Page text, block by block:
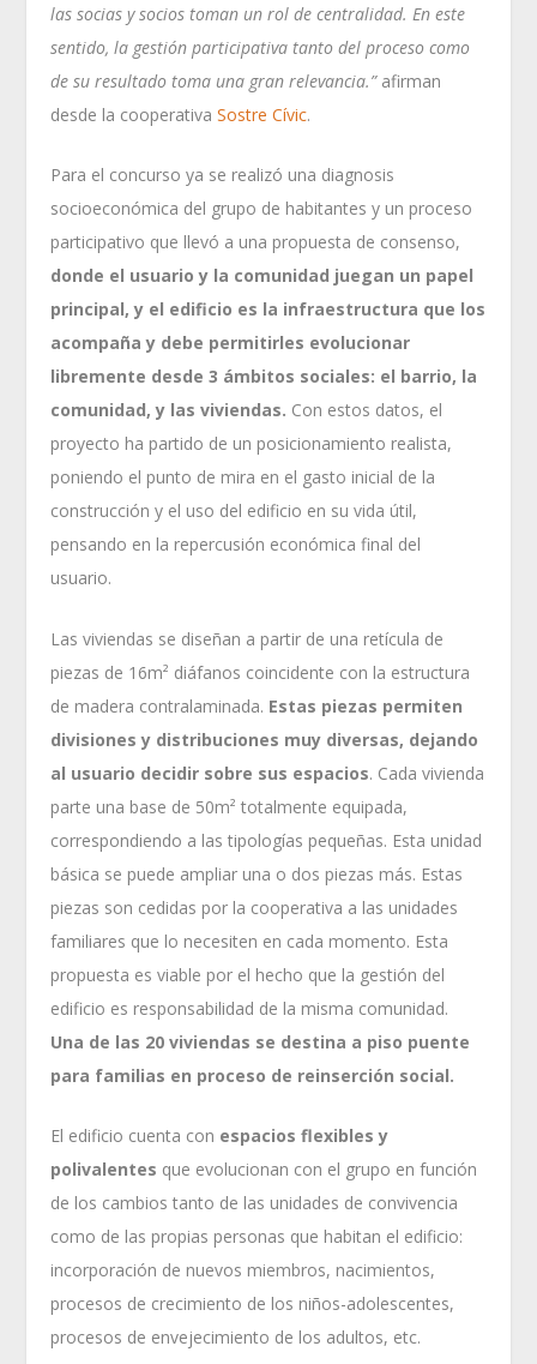
las socias y socios toman un rol de centralidad. En este
sentido, la gestión participativa tanto del proceso como
de su resultado toma una gran relevancia.” afirman
desde la cooperativaSostre Cívic.
Para el concurso ya se realizó una diagnosis
socioeconómica del grupo de habitantes y un proceso
participativo que llevó a una propuesta de consenso,
donde el usuario y la comunidad juegan un papel
principal, y el edificio es la infraestructura que los
acompaña y debe permitirles evolucionar
libremente desde 3 ámbitos sociales: el barrio, la
comunidad, y las viviendas. Con estos datos, el
proyecto ha partido de un posicionamiento realista,
poniendo el punto de mira en el gasto inicial de la
construcción y el uso del edificio en su vida útil,
pensando en la repercusión económica final del
usuario.
Las viviendas se diseñan a partir de una retícula de
piezas de 16m² diáfanos coincidente con la estructura
de madera contralaminada. Estas piezas permiten
divisiones y distribuciones muy diversas, dejando
al usuario decidir sobre sus espacios. Cada vivienda
parte una base de 50m² totalmente equipada,
correspondiendo a las tipologías pequeñas. Esta unidad
básica se puede ampliar una o dos piezas más. Estas
piezas son cedidas por la cooperativa a las unidades
familiares que lo necesiten en cada momento. Esta
propuesta es viable por el hecho que la gestión del
edificio es responsabilidad de la misma comunidad.
Una de las 20 viviendas se destina a piso puente
para familias en proceso de reinserción social.
El edificio cuenta con espacios flexibles y
polivalentes que evolucionan con el grupo en función
de los cambios tanto de las unidades de convivencia
como de las propias personas que habitan el edificio:
incorporación de nuevos miembros, nacimientos,
procesos de crecimiento de los niños-adolescentes,
procesos de envejecimiento de los adultos, etc.